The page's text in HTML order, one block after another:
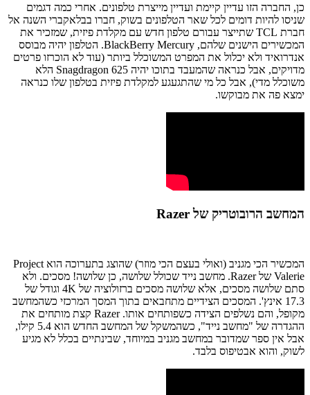
כן, החברה הזו עדיין קיימת ועדיין מייצרת טלפונים. אחרי כמה דגמים
שניסו להיות דומים לכל שאר הטלפונים בשוק, חברו בבלאקברי השנה אל
חברת TCL שתייצר עבורם טלפון חדש עם מקלדת פיזית, שמזכיר את
המכשירים הישנים שלהם, BlackBerry Mercury. הטלפון יהיה מבוסס
אנדרואיד ולא יכלול את המפרט המשוכלל ביותר (עוד לא הוכרזו פרטים
מדויקים, אבל כנראה שהמעבד בתוכו יהיה Snagdragon 625 הלא
משוכלל מדי), אבל כל מי שהתגעגע למקלדת פיזית בטלפון שלו כנראה
ימצא פה את מבוקשו.
המחשב הרובוטריק של Razer
המכשיר הכי מגניב (ואולי בעצם הכי מוזר) שהוצג בתערוכה הוא Project
Valerie של Razer. מחשב נייד שכולל שלושה, כן שלושה! מסכים. ולא
סתם שלושה מסכים, אלא שלושה מסכים ברזולוציה של 4K וגודל של
17.3 אינץ'. המסכים הצידיים מתחבאים בתוך המסך המרכזי כשהמחשב
מקופל, והם נשלפים הצידה כשפותחים אותו. Razer קצת מותחים את
ההגדרה של "מחשב נייד", כשהמשקל של המחשב החדש הוא 5.4 קילו,
אבל אין ספר שמדובר במחשב מגניב במיוחד, שבינתיים בכלל לא מגיע
לשוק, והוא אבטיפוס בלבד.